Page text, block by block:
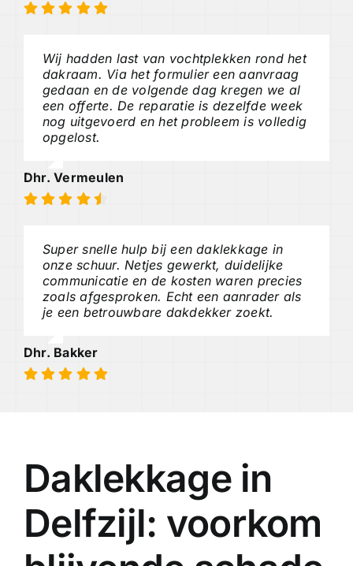
Wij hadden last van vochtplekken rond het
dakraam. Via het formulier een aanvraag
gedaan en de volgende dag kregen we al
een offerte. De reparatie is dezelfde week
nog uitgevoerd en het probleem is volledig
opgelost.
Dhr. Vermeulen
Super snelle hulp bij een daklekkage in
onze schuur. Netjes gewerkt, duidelijke
communicatie en de kosten waren precies
zoals afgesproken. Echt een aanrader als
je een betrouwbare dakdekker zoekt.
Dhr. Bakker
Daklekkage in
Delfzijl: voorkom